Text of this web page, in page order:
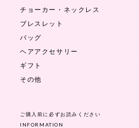
チョーカー・ネックレス
ブレスレット
バッグ
ヘアアクセサリー
ギフト
その他
ご購入前に必ずお読みください
INFORMATION